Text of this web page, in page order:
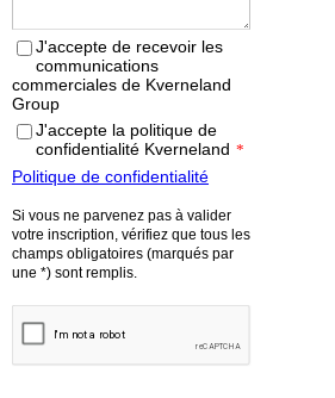
J'accepte de recevoir les
communications
commerciales de Kverneland
Group
J'accepte la politique de
confidentialité Kverneland *
Politique de confidentialité
Si vous ne parvenez pas à valider
votre inscription, vérifiez que tous les
champs obligatoires (marqués par
une *) sont remplis.